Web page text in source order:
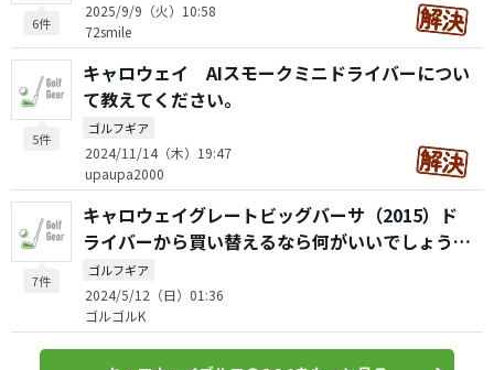
6件
2025/9/9（火）10:58
72smile
5件
キャロウェイ AIスモークミニドライバーについ
て教えてください。
ゴルフギア
2024/11/14（木）19:47
upaupa2000
7件
キャロウェイグレートビッグバーサ（2015）ド
ライバーから買い替えるなら何がいいでしょう
か？
ゴルフギア
2024/5/12（日）01:36
ゴルゴルK